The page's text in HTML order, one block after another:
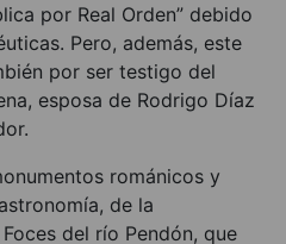
por Real Orden” debido
Pero, además, este
por ser testigo del
esposa de Rodrigo Díaz
románicos y
de la
del río Pendón, que